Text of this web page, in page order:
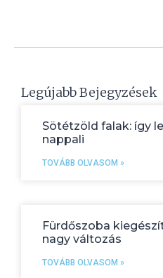
Legújabb Bejegyzések
Sötétzöld falak: így
nappali
TOVÁBB OLVASOM »
Fürdőszoba
nagy változás
TOVÁBB OLVASOM »